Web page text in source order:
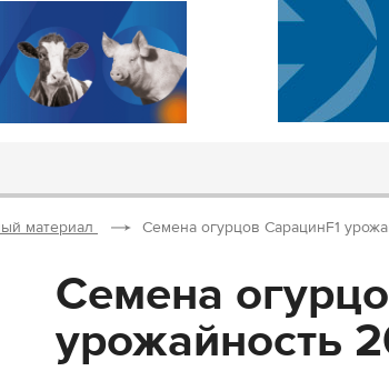
материал Семена огурцов СарацинF1
Семена
урожайность